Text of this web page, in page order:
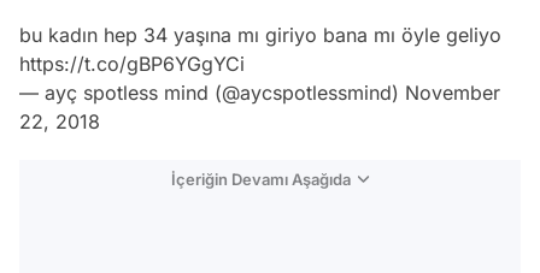
bu kadın hep 34 yaşına mı giriyo bana mı öyle geliyo
https://t.co/gBP6YGgYCi
— ayç spotless mind (@aycspotlessmind) November
22, 2018
İçeriğin Devamı Aşağıda